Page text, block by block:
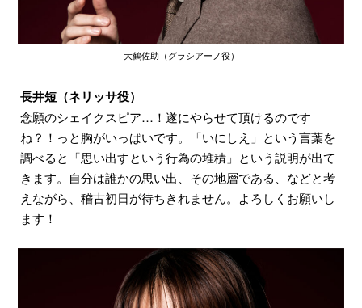
大鶴佐助（グラシアーノ役）
長井短（ネリッサ役）
念願のシェイクスピア…！遂にやらせて頂けるのです
ね？！っと胸がいっぱいです。「いにしえ」という言葉を
調べると「思い出すという行為の堆積」という説明が出て
きます。自分は誰かの思い出、その地層である、などと考
えながら、稽古初日が待ちきれません。よろしくお願いし
ます！